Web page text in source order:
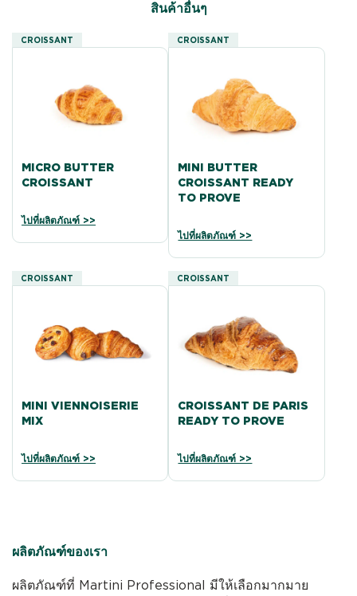
สินค้าอื่นๆ
CROISSANT
MICRO BUTTER
CROISSANT
ไปที่ผลิตภัณฑ์ >>
CROISSANT
MINI BUTTER
CROISSANT READY
TO PROVE
ไปที่ผลิตภัณฑ์ >>
CROISSANT
MINI VIENNOISERIE
MIX
ไปที่ผลิตภัณฑ์ >>
CROISSANT
CROISSANT DE PARIS
READY TO PROVE
ไปที่ผลิตภัณฑ์ >>
ผลิตภัณฑ์ของเรา
ผลิตภัณฑ์ที่ Martini Professional มีให้เลือกมากมาย